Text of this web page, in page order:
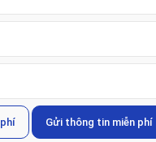
Gửi thông tin miễn phí